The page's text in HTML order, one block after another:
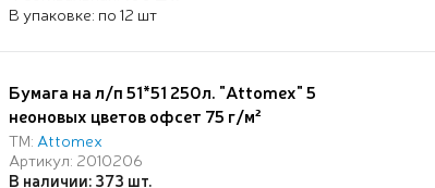
В упаковке: по 12 шт
Бумага на л/п 51*51 250л. "Attomex" 5
неоновых цветов офсет 75 г/м²
ТМ: Attomex
Артикул: 2010206
В наличии: 373 шт.